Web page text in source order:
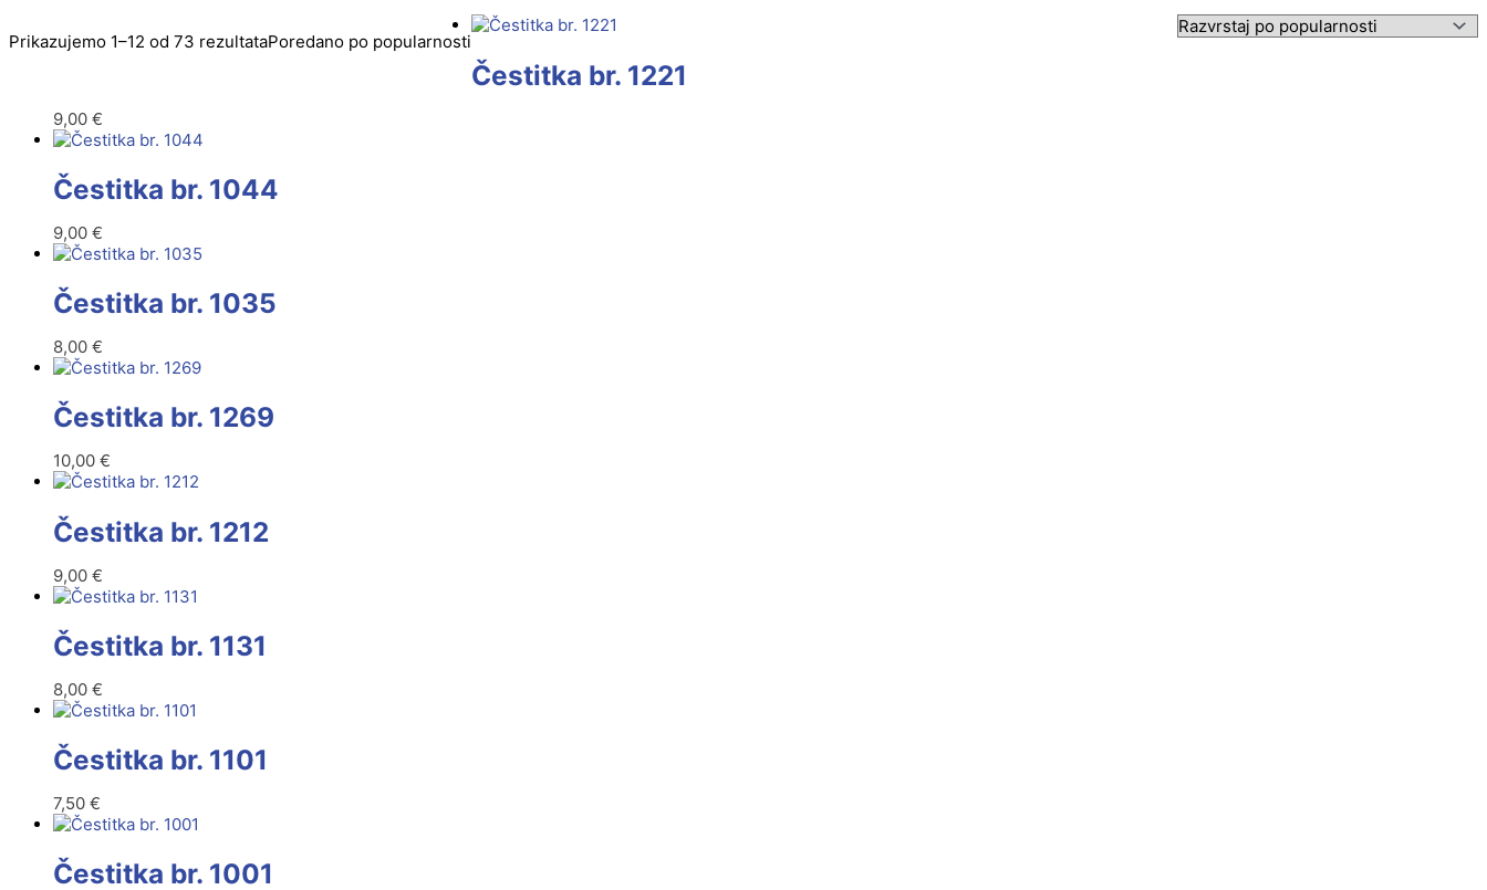
Prikazujemo 1–12 od 73 rezultataPoredano po popularnosti
Čestitka br. 1221
9,00 €
Čestitka br. 1044
9,00 €
Čestitka br. 1035
8,00 €
Čestitka br. 1269
10,00 €
Čestitka br. 1212
9,00 €
Čestitka br. 1131
8,00 €
Čestitka br. 1101
7,50 €
Čestitka br. 1001